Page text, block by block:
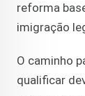
reforma
imigração
O caminho
qualificar